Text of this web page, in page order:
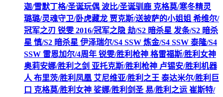
迦/雪默丁格/圣诞玩偶 波比/圣诞驯鹿 克格莫/寒冬精灵
璐璐/灵魂守卫/卧虎藏龙 贾克斯/送披萨的小姐姐 希维尔/
冠军之刃 锐雯 2016/冠军之隐 劫/S2 暗杀星 发条/S2 暗杀
星 慎/S2 暗杀星 伊泽瑞尔/S4 SSW 炼金/S4 SSW 泰隆/S4
SSW 雷恩加尔/4周年 锐雯/胜利枪神 格雷福斯/胜利女神
奥莉安娜/胜利之剑 亚托克斯/胜利枪神 卢锡安/胜利机器
人 布里茨/胜利凤凰 艾尼维亚/胜利之王 泰达米尔/胜利巨
口 克格莫/胜利女神 娑娜/胜利剑圣 易/胜利之运 崔斯特/